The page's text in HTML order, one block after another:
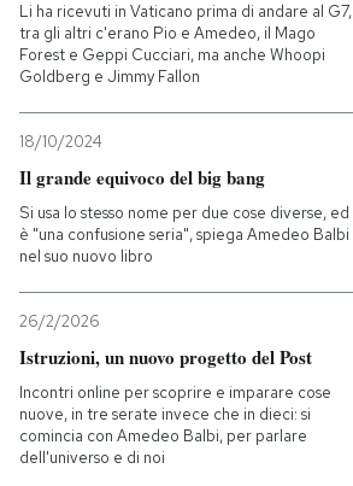
Li ha ricevuti in Vaticano prima di andare al G7,
tra gli altri c'erano Pio e Amedeo, il Mago
Forest e Geppi Cucciari, ma anche Whoopi
Goldberg e Jimmy Fallon
18/10/2024
Il grande equivoco del big bang
Si usa lo stesso nome per due cose diverse, ed
è "una confusione seria", spiega Amedeo Balbi
nel suo nuovo libro
26/2/2026
Istruzioni, un nuovo progetto del Post
Incontri online per scoprire e imparare cose
nuove, in tre serate invece che in dieci: si
comincia con Amedeo Balbi, per parlare
dell'universo e di noi